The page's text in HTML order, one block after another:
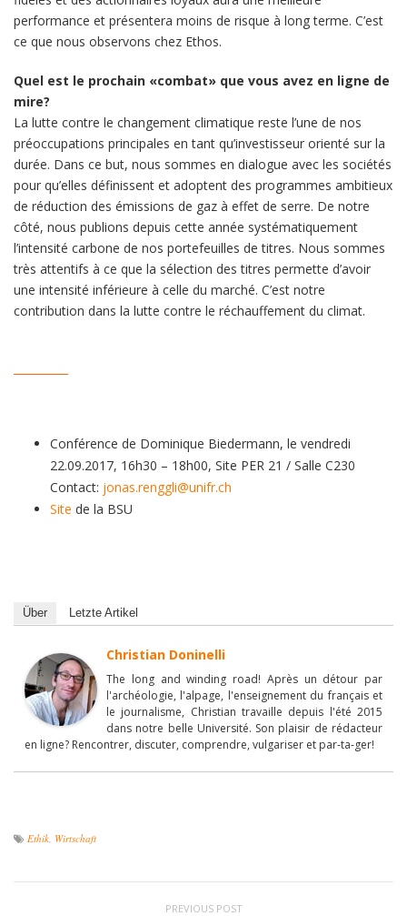
performance et présentera moins de risque à long terme. C’est
ce que nous observons chez Ethos.
Quel est le prochain «combat» que vous avez en ligne de
mire?
La lutte contre le changement climatique reste l’une de nos
préoccupations principales en tant qu’investisseur orienté sur la
durée. Dans ce but, nous sommes en dialogue avec les sociétés
pour qu’elles définissent et adoptent des programmes ambitieux
de réduction des émissions de gaz à effet de serre. De notre
côté, nous publions depuis cette année systématiquement
l’intensité carbone de nos portefeuilles de titres. Nous sommes
très attentifs à ce que la sélection des titres permette d’avoir
une intensité inférieure à celle du marché. C’est notre
contribution dans la lutte contre le réchauffement du climat.
Conférence de Dominique Biedermann, le vendredi
22.09.2017, 16h30 – 18h00, Site PER 21 / Salle C230
Contact: jonas.renggli@unifr.ch
Site de la BSU
Über Letzte Artikel
Christian Doninelli
The long and winding road! Après un détour par
l'archéologie, l'alpage, l'enseignement du français et
le journalisme, Christian travaille depuis l'été 2015
dans notre belle Université. Son plaisir de rédacteur
en ligne? Rencontrer, discuter, comprendre, vulgariser et par-ta-ger!
Ethik Wirtschaft
PREVIOUS POST